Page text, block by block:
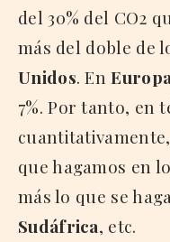
del 30% del CO2
más del doble de
Unidos. EnEuropa
7%. Por tanto, en
que hagamos en
más lo que se
Sudáfrica, etc.